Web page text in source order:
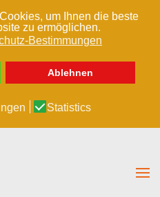
um Ihnen die beste
zu ermöglichen.
Bestimmungen
Ablehnen
Statistics